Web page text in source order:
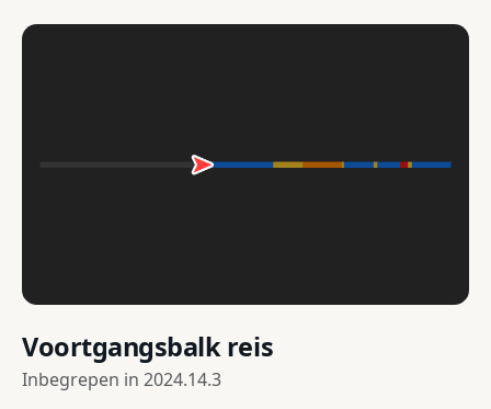
Voortgangsbalk reis
Inbegrepen in 2024.14.3